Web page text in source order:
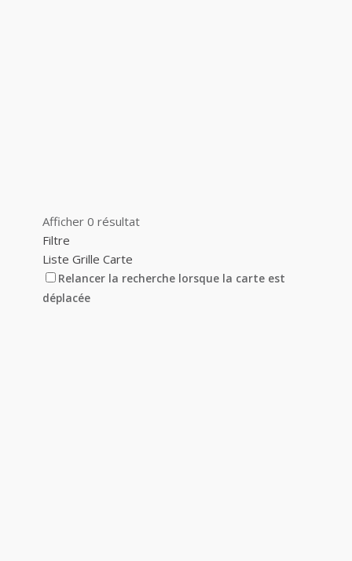
Afficher 0 résultat
Filtre
Liste Grille Carte
Relancer la recherche lorsque la carte est
déplacée